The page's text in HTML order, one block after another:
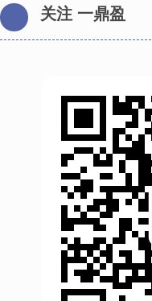
关注 一鼎盈